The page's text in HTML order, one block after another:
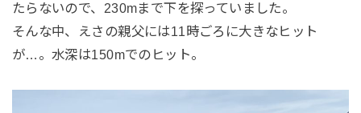
たらないので、230mまで下を探っていました。
そんな中、えさの親父には11時ごろに大きなヒット
が…。水深は150mでのヒット。